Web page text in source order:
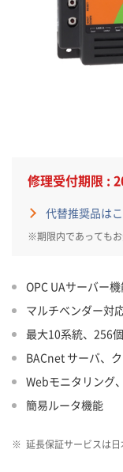
修理受付期限 :
代替推奨品は
※期限内であってもお
OPC UAサーバー
マルチベンダー対
最大10系統、256
BACnet サーバ、
Webモニタリング
簡易ルータ機能
※ 延長保証サービスは日